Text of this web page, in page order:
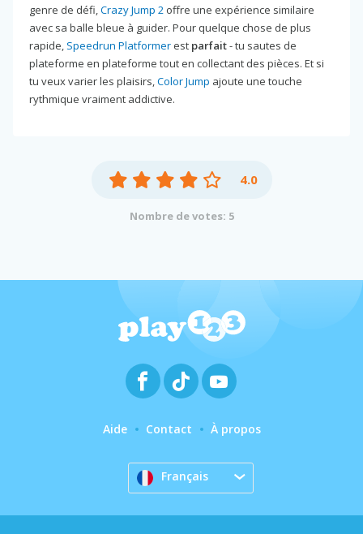
genre de défi,Crazy Jump 2 offre une expérience similaire
avec sa balle bleue à guider. Pour quelque chose de plus
rapide, Speedrun Platformer est parfait- tu sautes de
plateforme en plateforme tout en collectant des pièces. Et si
tu veux varier les plaisirs,Color Jump ajoute une touche
rythmique vraiment addictive.
4.0
Nombre de votes: 5
Aide Contact À propos
Français